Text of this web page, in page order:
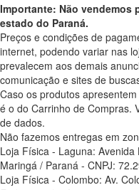
Importante: Não vendemos
estado do Paraná.
Preços e condições de
internet, podendo variar nas
prevalecem aos demais
comunicação e sites de
Caso os produtos
é o do Carrinho de Compras.
de dados.
Não fazemos entregas em
Loja Física - Laguna:
Maringá / Paraná - CNPJ:
Loja Física - Colombo: Av.